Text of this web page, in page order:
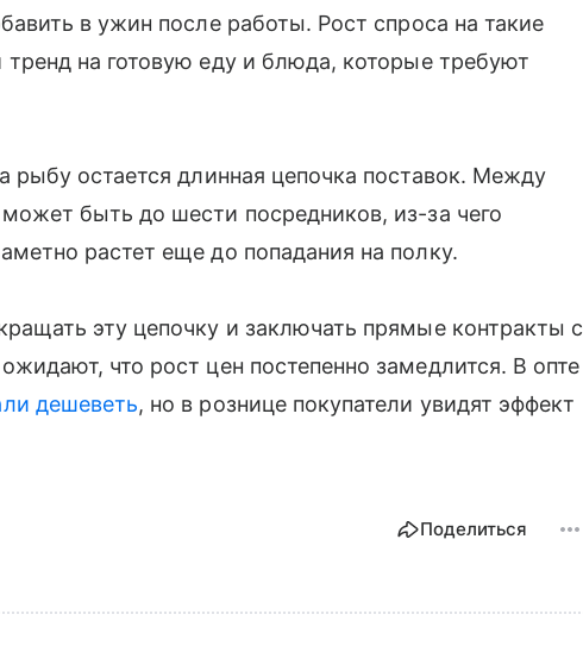
в ужин после работы. Рост спроса на такие
на готовую еду и блюда, которые требуют
рыбу остается длинная цепочка поставок. Между
быть до шести посредников, из-за чего
растет еще до попадания на полку.
эту цепочку и заключать прямые контракты с
что рост цен постепенно замедлится. В опте
дешеветь, но в рознице покупатели увидят эффект
Поделиться